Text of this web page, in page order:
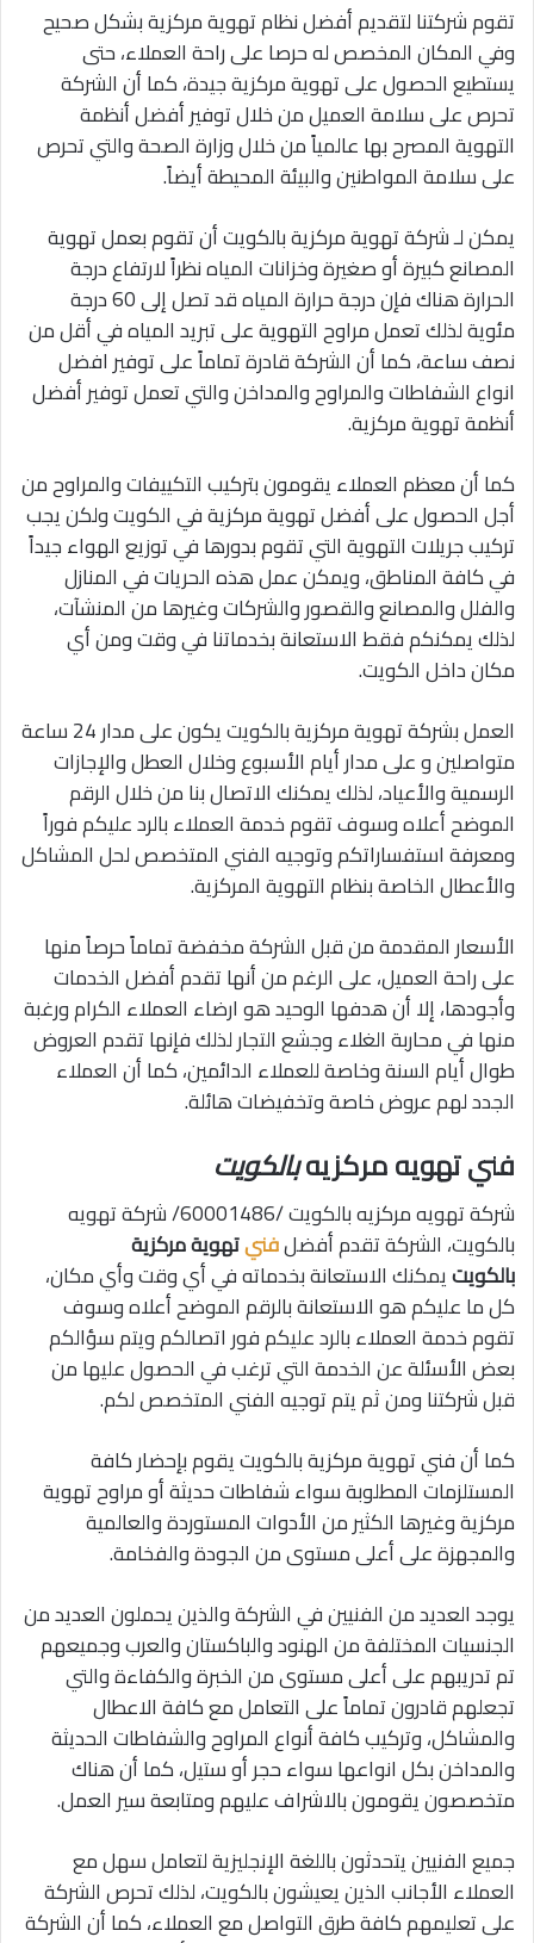
تقوم شركتنا لتقديم أفضل نظام تهوية مركزية بشكل صحيح
وفي المكان المخصص له حرصا على راحة العملاء، حتى
يستطيع الحصول على تهوية مركزية جيدة، كما أن الشركة
تحرص على سلامة العميل من خلال توفير أفضل أنظمة
التهوية المصرح بها عالمياً من خلال وزارة الصحة والتي تحرص
على سلامة المواطنين والبيئة المحيطة أيضاً.
يمكن لـ شركة تهوية مركزية بالكويت أن تقوم بعمل تهوية
المصانع كبيرة أو صغيرة وخزانات المياه نظراً لارتفاع درجة
الحرارة هناك فإن درجة حرارة المياه قد تصل إلى 60 درجة
مئوية لذلك تعمل مراوح التهوية على تبريد المياه في أقل من
نصف ساعة، كما أن الشركة قادرة تماماً على توفير افضل
انواع الشفاطات والمراوح والمداخن والتي تعمل توفير أفضل
أنظمة تهوية مركزية.
كما أن معظم العملاء يقومون بتركيب التكييفات والمراوح من
أجل الحصول على أفضل تهوية مركزية في الكويت ولكن يجب
تركيب جريلات التهوية التي تقوم بدورها في توزيع الهواء جيداً
في كافة المناطق، ويمكن عمل هذه الحريات في المنازل
والفلل والمصانع والقصور والشركات وغيرها من المنشآت،
لذلك يمكنكم فقط الاستعانة بخدماتنا في وقت ومن أي
مكان داخل الكويت.
العمل بشركة تهوية مركزية بالكويت يكون على مدار 24 ساعة
متواصلين و على مدار أيام الأسبوع وخلال العطل والإجازات
الرسمية والأعياد، لذلك يمكنك الاتصال بنا من خلال الرقم
الموضح أعلاه وسوف تقوم خدمة العملاء بالرد عليكم فوراً
ومعرفة استفساراتكم وتوجيه الفني المتخصص لحل المشاكل
والأعطال الخاصة بنظام التهوية المركزية.
الأسعار المقدمة من قبل الشركة مخفضة تماماً حرصاً منها
على راحة العميل، على الرغم من أنها تقدم أفضل الخدمات
وأجودها، إلا أن هدفها الوحيد هو ارضاء العملاء الكرام ورغبة
منها في محاربة الغلاء وجشع التجار لذلك فإنها تقدم العروض
طوال أيام السنة وخاصة للعملاء الدائمين، كما أن العملاء
الجدد لهم عروض خاصة وتخفيضات هائلة.
فني تهويه مركزيهبالكويت
شركة تهويه مركزيه بالكويت /60001486/ شركة تهويه
بالكويت، الشركة تقدم أفضلفنيتهوية مركزية
بالكويتيمكنك الاستعانة بخدماته في أي وقت وأي مكان،
كل ما عليكم هو الاستعانة بالرقم الموضح أعلاه وسوف
تقوم خدمة العملاء بالرد عليكم فور اتصالكم ويتم سؤالكم
بعض الأسئلة عن الخدمة التي ترغب في الحصول عليها من
قبل شركتنا ومن ثم يتم توجيه الفني المتخصص لكم.
كما أن فني تهوية مركزية بالكويت يقوم بإحضار كافة
المستلزمات المطلوبة سواء شفاطات حديثة أو مراوح تهوية
مركزية وغيرها الكثير من الأدوات المستوردة والعالمية
والمجهزة على أعلى مستوى من الجودة والفخامة.
يوجد العديد من الفنيين في الشركة والذين يحملون العديد من
الجنسيات المختلفة من الهنود والباكستان والعرب وجميعهم
تم تدريبهم على أعلى مستوى من الخبرة والكفاءة والتي
تجعلهم قادرون تماماً على التعامل مع كافة الاعطال
والمشاكل، وتركيب كافة أنواع المراوح والشفاطات الحديثة
والمداخن بكل انواعها سواء حجر أو ستيل، كما أن هناك
متخصصون يقومون بالاشراف عليهم ومتابعة سير العمل.
جميع الفنيين يتحدثون باللغة الإنجليزية لتعامل سهل مع
العملاء الأجانب الذين يعيشون بالكويت، لذلك تحرص الشركة
على تعليمهم كافة طرق التواصل مع العملاء، كما أن الشركة